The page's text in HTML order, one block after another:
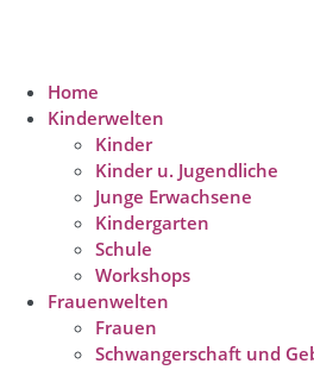
Home
Kinderwelten
Kinder
Kinder u. Jugendliche
Junge Erwachsene
Kindergarten
Schule
Workshops
Frauenwelten
Frauen
Schwangerschaft und